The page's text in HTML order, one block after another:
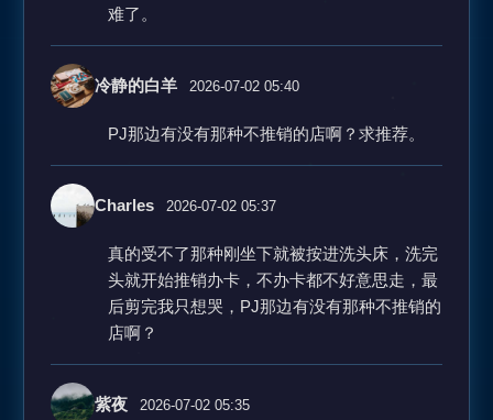
难了。
冷静的白羊 2026-07-02 05:40
PJ那边有没有那种不推销的店啊？求推荐。
Charles 2026-07-02 05:37
真的受不了那种刚坐下就被按进洗头床，洗完
头就开始推销办卡，不办卡都不好意思走，最
后剪完我只想哭，PJ那边有没有那种不推销的
店啊？
紫夜 2026-07-02 05:35